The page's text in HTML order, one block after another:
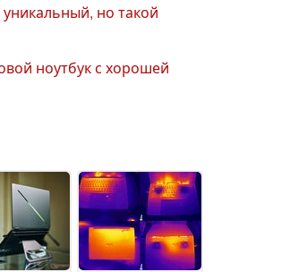
уникальный, но такой
ноутбук с хорошей